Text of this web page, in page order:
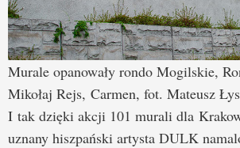
Murale opanowały rondo Mogilskie,
Mikołaj Rejs, Carmen, fot. Mateusz
I tak dzięki akcji 101 murali dla
uznany hiszpański artysta DULK